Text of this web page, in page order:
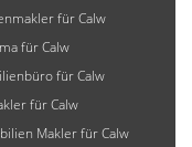
für Calw
für Calw
für Calw
für Calw
Makler für Calw